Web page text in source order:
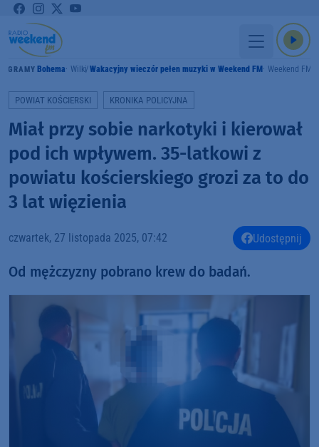
GRAMY Bohema Wilki Wakacyjny wieczór pełen muzyki w Weekend FM Weekend FM
POWIAT KOŚCIERSKI KRONIKA POLICYJNA
Miał przy sobie narkotyki i kierował
pod ich wpływem. 35-latkowi z
powiatu kościerskiego grozi za to do
3 lat więzienia
czwartek, 27 listopada 2025, 07:42 Udostępnij
Od mężczyzny pobrano krew do badań.